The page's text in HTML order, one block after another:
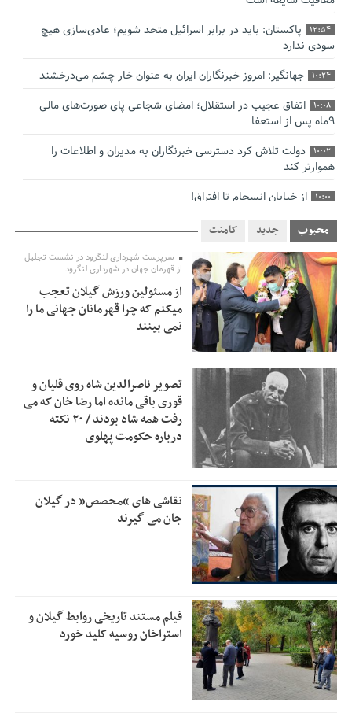
12:54
پاکستان: باید در برابر اسرائیل متحد شویم؛ عادی‌سازی هیچ
سودی ندارد
10:24 جهانگیر: امروز خبرنگاران ایران به عنوان خار چشم می‌درخشند
10:08
اتفاق عجیب در استقلال؛ امضای شجاعی پای صورت‌های مالی
٩ماه پس از استعفا
10:02
دولت تلاش کرد دسترسی خبرنگاران به مدیران و اطلاعات را
هموارتر کند
10:00 از خیابان انسجام تا افتراق!
9:48
چالش نظارت بر درمانگران اینستاگرامی/ نسخه وزارت بهداشت
برای جلوگیری از فعالیت پزشک‌نماها
9:34 خبرنگارانی که جنگ را برای تاریخ نوشتند
9:32
پشتیبانی از زنجیره ارزش بادام زمینی در اولویت سیاست‌های
حمایتی گیلان است
12:46 بخش دوم گفت‌وگوی پزشکیان با مردم امشب پخش می‌شود
12:33 جزئیات فعال‌سازی «کیف پول ایران» اعلام شد
حمایت از مرزنشینان نباید به زیان تولید باشد/مواد اولیه با
کولبری وارد شود
11:05 شایعه «معافیت سربازان فراری» تکذیب شد
11:04 امیر اکرمی‌نیا: ارتش کاملاً آماده است
محبوب جدید کامنت
سرپرست شهرداری لنگرود در نشست تجلیل
از قهرمان جهان در شهرداری لنگرود:
از مسئولین ورزش گیلان تعجب
میکنم که چرا قهرمانان جهانی ما را
نمی بینند
تصویر ناصرالدین شاه روی قلیان و
قوری باقی مانده اما رضا خان که می
رفت همه شاد بودند / ۲۰ نکته
درباره حکومت پهلوی
نقاشی های “محصص” در گیلان
جان می گیرند
فیلم مستند تاریخی روابط گیلان و
استراخان روسیه کلید خورد